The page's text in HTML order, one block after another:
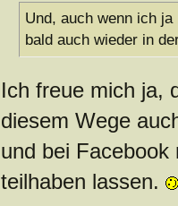
Und, auch wenn ich
bald auch wieder in
Ich freue mich ja,
diesem Wege
und bei
teilhaben lassen.